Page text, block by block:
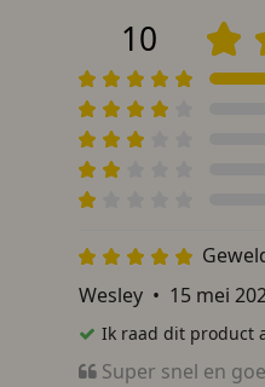
10
Wesley • 15 mei
Ik raad dit product
Super snel en